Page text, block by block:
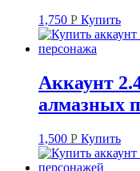
1,750 Р Купить
Аккаунт
алмазных
1,500 Р Купить